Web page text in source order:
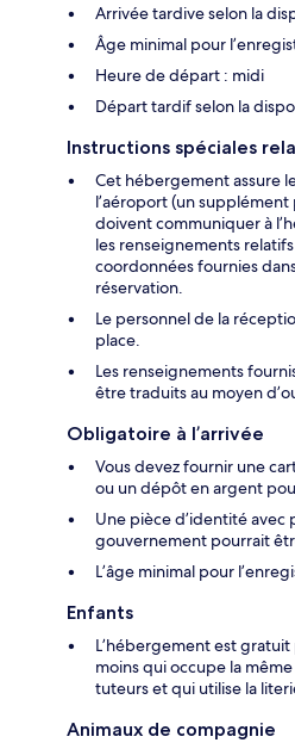
Arrivée tardive selon la
Âge minimal pour
Heure de départ : midi
Départ tardif selon la
Instructions spéciales
Cet hébergement assure
l’aéroport (un
doivent communiquer à
les renseignements
coordonnées fournies
réservation.
Le personnel de la
place.
Les renseignements
être traduits au moyen
Obligatoire à l’arrivée
Vous devez fournir une
ou un dépôt en argent
Une pièce d’identité avec
gouvernement pourrait
L’âge minimal pour
Enfants
L’hébergement est
moins qui occupe la
tuteurs et qui utilise la
Animaux de compagnie